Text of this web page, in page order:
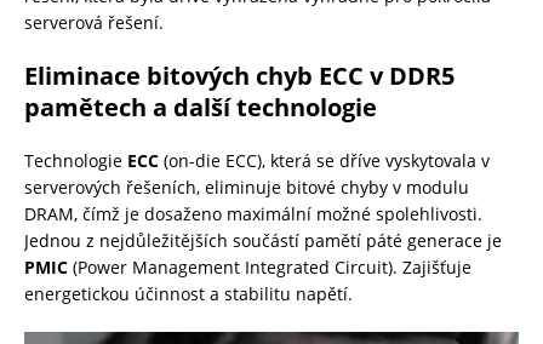
serverová řešení.
Eliminace bitových chyb ECC v DDR5
pamětech a další technologie
Technologie ECC (on-die ECC), která se dříve vyskytovala v
serverových řešeních, eliminuje bitové chyby v modulu
DRAM, čímž je dosaženo maximální možné spolehlivosti.
Jednou z nejdůležitějších součástí pamětí páté generace je
PMIC (Power Management Integrated Circuit). Zajišťuje
energetickou účinnost a stabilitu napětí.